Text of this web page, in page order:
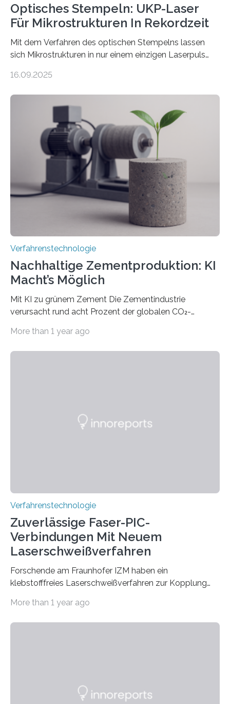
Optisches Stempeln: UKP-Laser
Für Mikrostrukturen In Rekordzeit
Mit dem Verfahren des optischen Stempelns lassen
sich Mikrostrukturen in nur einem einzigen Laserpuls
zeitaufwändiges Abscannen der Fläche. Am Fraunhofer
RWTH Aachen den Strahl eines Ultrakurzpulslasers
mithilfe eines Spatial Light Modulators (SLM) exakt in
das gewünschte Muster und bringen es direkt auf die
Werkstückoberfläche. Das beschleunigt die
Bearbeitung deutlich und eröffnet neue Möglichkeiten
für Branchen wie die stahl- und metallverarbeitende
Industrie oder die Glasverarbeitung. Erste Tests…
16.09.2025
Verfahrenstechnologie
Nachhaltige Zementproduktion: KI
Macht’s Möglich
Mit KI zu grünem Zement Die Zementindustrie
verursacht rund acht Prozent der globalen CO₂-
Flugverkehr. Forschende am Paul Scherrer Institut PSI
brennen, der Grundstoff für baufertigen Zement. Wenig
More than 1 year ago
Verfahrenstechnologie
Zuverlässige Faser-PIC-
Verbindungen Mit Neuem
Laserschweißverfahren
Forschende am Fraunhofer IZM haben ein
klebstofffreies Laserschweißverfahren zur Kopplung
optischen Glasfasern realisiert, welches auch in
Tieftemperaturumgebung ist unerlässlich zur
More than 1 year ago